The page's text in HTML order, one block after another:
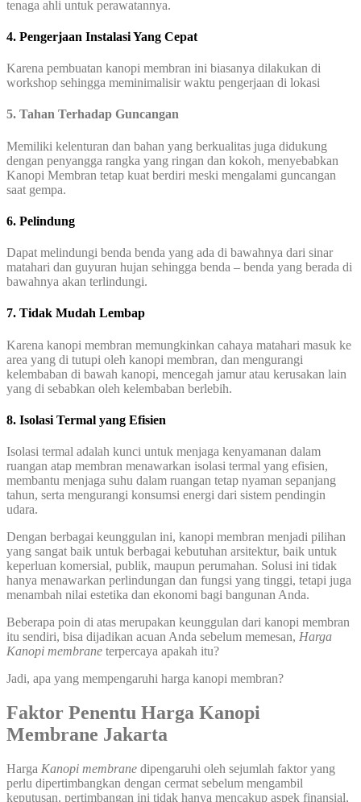
tenaga ahli untuk perawatannya.
4. Pengerjaan Instalasi Yang Cepat
Karena pembuatan kanopi membran ini biasanya dilakukan di
workshop sehingga meminimalisir waktu pengerjaan di lokasi
5. Tahan Terhadap Guncangan
Memiliki kelenturan dan bahan yang berkualitas juga didukung
dengan penyangga rangka yang ringan dan kokoh, menyebabkan
Kanopi Membran tetap kuat berdiri meski mengalami guncangan
saat gempa.
6. Pelindung
Dapat melindungi benda benda yang ada di bawahnya dari sinar
matahari dan guyuran hujan sehingga benda – benda yang berada di
bawahnya akan terlindungi.
7. Tidak Mudah Lembap
Karena kanopi membran memungkinkan cahaya matahari masuk ke
area yang di tutupi oleh kanopi membran, dan mengurangi
kelembaban di bawah kanopi, mencegah jamur atau kerusakan lain
yang di sebabkan oleh kelembaban berlebih.
8. Isolasi Termal yang Efisien
Isolasi termal adalah kunci untuk menjaga kenyamanan dalam
ruangan atap membran menawarkan isolasi termal yang efisien,
membantu menjaga suhu dalam ruangan tetap nyaman sepanjang
tahun, serta mengurangi konsumsi energi dari sistem pendingin
udara.
Dengan berbagai keunggulan ini, kanopi membran menjadi pilihan
yang sangat baik untuk berbagai kebutuhan arsitektur, baik untuk
keperluan komersial, publik, maupun perumahan. Solusi ini tidak
hanya menawarkan perlindungan dan fungsi yang tinggi, tetapi juga
menambah nilai estetika dan ekonomi bagi bangunan Anda.
Beberapa poin di atas merupakan keunggulan dari kanopi membran
itu sendiri, bisa dijadikan acuan Anda sebelum memesan, Harga
Kanopi membrane terpercaya apakah itu?
Jadi, apa yang mempengaruhi harga kanopi membran?
Faktor Penentu Harga Kanopi
Membrane Jakarta
Harga Kanopi membrane dipengaruhi oleh sejumlah faktor yang
perlu dipertimbangkan dengan cermat sebelum mengambil
keputusan, pertimbangan ini tidak hanya mencakup aspek finansial,